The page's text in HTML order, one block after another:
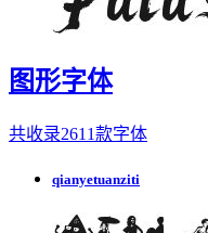
图形字体
共收录2611款字体
qianyetuanziti